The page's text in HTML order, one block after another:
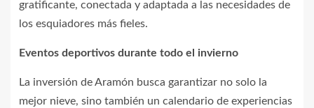
gratificante, conectada y adaptada a las necesidades de
los esquiadores más fieles.
Eventos deportivos durante todo el invierno
La inversión de Aramón busca garantizar no solo la
mejor nieve, sino también un calendario de experiencias